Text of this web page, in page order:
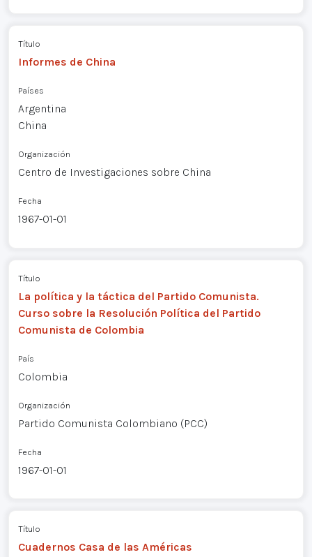
Título
Informes de China
Países
Argentina
China
Organización
Centro de Investigaciones sobre China
Fecha
1967-01-01
Título
La política y la táctica del Partido Comunista.
Curso sobre la Resolución Política del Partido
Comunista de Colombia
País
Colombia
Organización
Partido Comunista Colombiano (PCC)
Fecha
1967-01-01
Título
Cuadernos Casa de las Américas